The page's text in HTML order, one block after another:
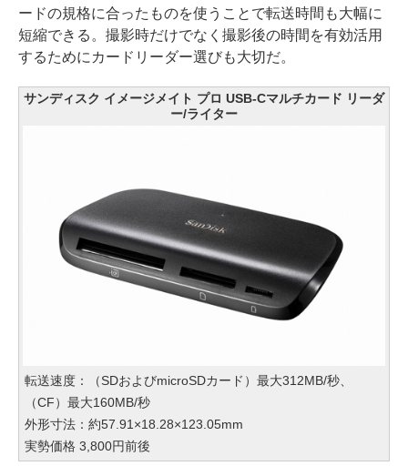
ードの規格に合ったものを使うことで転送時間も大幅に
短縮できる。撮影時だけでなく撮影後の時間を有効活用
するためにカードリーダー選びも大切だ。
サンディスク イメージメイト プロ USB-Cマルチカード リーダ
ー/ライター
転送速度：（SDおよびmicroSDカード）最大312MB/秒、
（CF）最大160MB/秒
外形寸法：約57.91×18.28×123.05mm
実勢価格 3,800円前後